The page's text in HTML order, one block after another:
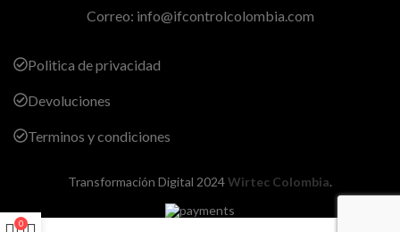
Correo: info@ifcontrolcolombia.com
Politica de privacidad
Devoluciones
Terminos y condiciones
Transformación Digital 2024Wirtec Colombia.
0